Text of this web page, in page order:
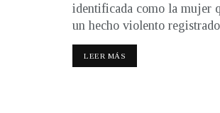
identificada como la mujer
un hecho violento
LEER MÁS